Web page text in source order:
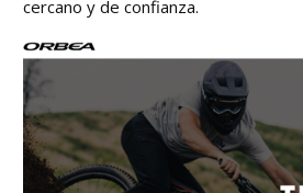
cercano y de confianza.